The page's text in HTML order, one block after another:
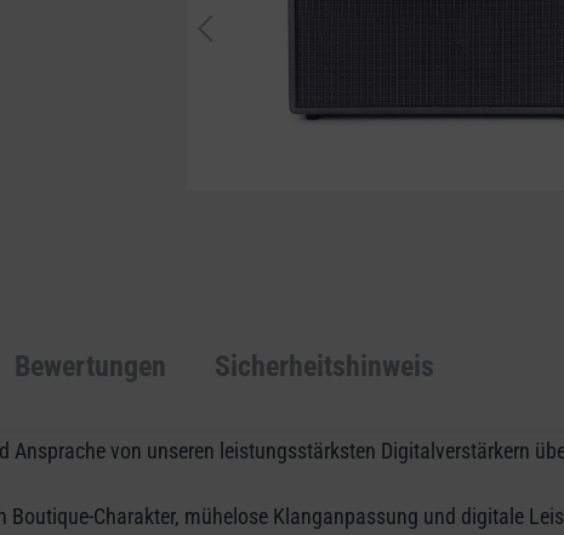
Bewertungen Sicherheitshinweis
Ansprache von unseren leistungsstärksten Digitalverstärkern
Boutique-Charakter, mühelose Klanganpassung und digitale